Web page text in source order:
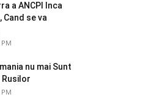
a ANCPI Inca
Cand se va
nu mai Sunt
Rusilor